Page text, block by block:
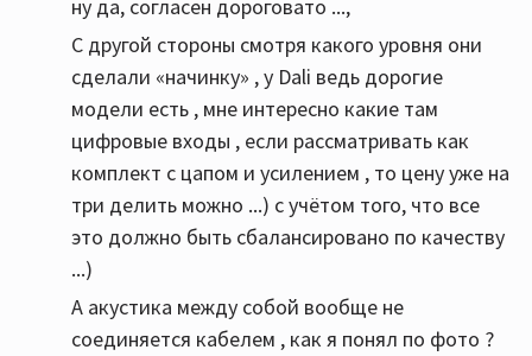
ну да, согласен дороговато ...,
С другой стороны смотря какого уровня они
сделали «начинку» , у Dali ведь дорогие
модели есть , мне интересно какие там
цифровые входы , если рассматривать как
комплект с цапом и усилением , то цену уже на
три делить можно ...) с учётом того, что все
это должно быть сбалансировано по качеству
...)
А акустика между собой вообще не
соединяется кабелем , как я понял по фото ?